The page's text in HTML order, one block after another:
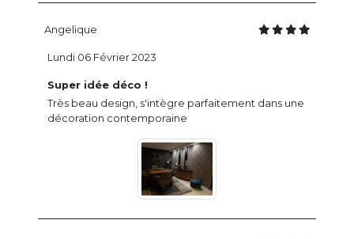
Angelique
Super idée déco !
Très beau design, s'intègre parfaitement dans une
décoration contemporaine
Lundi 06 Février 2023